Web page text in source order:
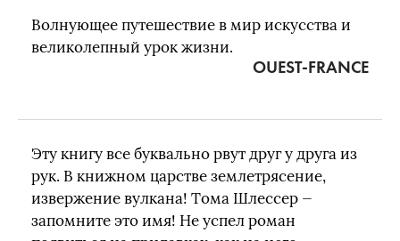
Волнующее путешествие в мир искусства и
великолепный урок жизни.
OUEST-FRANCE
Эту книгу все буквально рвут друг у друга из
рук. В книжном царстве землетрясение,
извержение вулкана! Тома Шлессер —
запомните это имя! Не успел роман